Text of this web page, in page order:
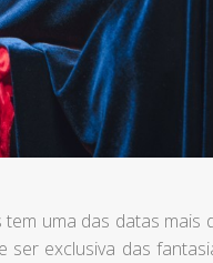
uma das datas mais
exclusiva das